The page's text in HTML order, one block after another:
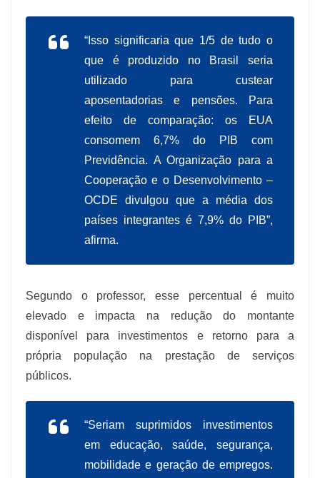
“Isso significaria que 1/5 de tudo o
que é produzido no Brasil seria
utilizado para custear
aposentadorias e pensões. Para
efeito de comparação: os EUA
consomem 6,7% do PIB com
Previdência. A Organização para a
Cooperação e o Desenvolvimento –
OCDE divulgou que a média dos
países integrantes é 7,9% do PIB”,
afirma.
Segundo o professor, esse percentual é muito
elevado e impacta na redução do montante
disponível para investimentos e retorno para a
própria população na prestação de serviços
públicos.
“Seriam suprimidos investimentos
em educação, saúde, segurança,
mobilidade e geração de empregos.